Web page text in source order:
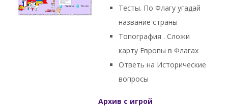
Тесты. По Флагу угадай
название страны
Топография . Сложи
карту Европы в Флагах
Ответь на Исторические
вопросы
Архив с игрой